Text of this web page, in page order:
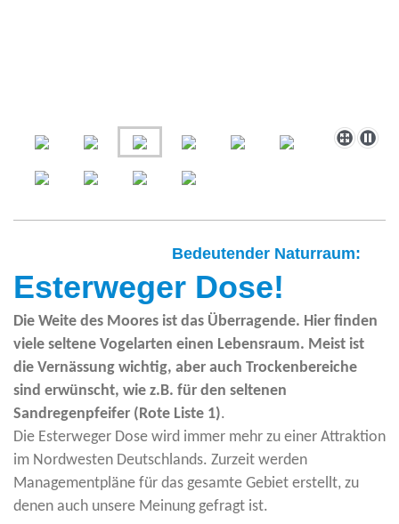
Bedeutender Naturraum:
Esterweger Dose!
Die Weite des Moores ist das Überragende. Hier finden
viele seltene Vogelarten einen Lebensraum. Meist ist
die Vernässung wichtig, aber auch Trockenbereiche
sind erwünscht, wie z.B. für den seltenen
Sandregenpfeifer (Rote Liste 1).
Die Esterweger Dose wird immer mehr zu einer Attraktion
im Nordwesten Deutschlands. Zurzeit werden
Managementpläne für das gesamte Gebiet erstellt, zu
denen auch unsere Meinung gefragt ist.